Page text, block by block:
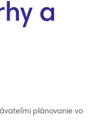
a
plánovanie vo